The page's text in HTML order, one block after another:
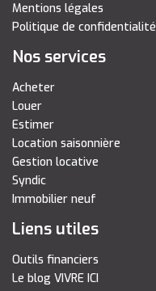
Mentions légales
Politique de confidentialité
Nos services
Acheter
Louer
Estimer
Location saisonnière
Gestion locative
Syndic
Immobilier neuf
Liens utiles
Outils financiers
Le blog VIVRE ICI